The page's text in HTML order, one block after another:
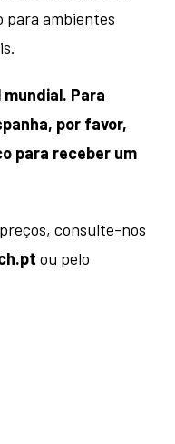
para ambientes
Para
por favor,
para receber um
consulte-nos
ou pelo